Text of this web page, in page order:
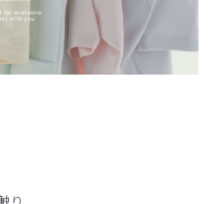
2026-05-24
入しました。
り